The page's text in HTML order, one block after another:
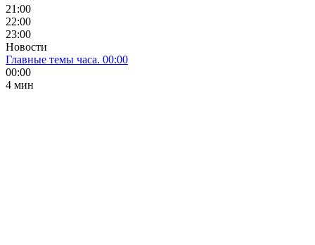
21:00
22:00
23:00
Новости
Главные темы часа. 00:00
00:00
4 мин